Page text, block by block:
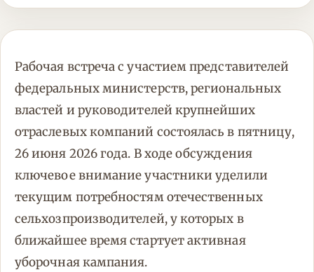
Рабочая встреча с участием представителей
федеральных министерств, региональных
властей и руководителей крупнейших
отраслевых компаний состоялась в пятницу,
26 июня 2026 года. В ходе обсуждения
ключевое внимание участники уделили
текущим потребностям отечественных
сельхозпроизводителей, у которых в
ближайшее время стартует активная
уборочная кампания.